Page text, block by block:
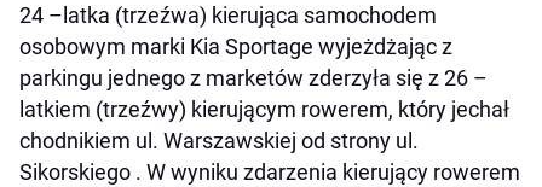
24 –latka (trzeźwa) kierująca samochodem
osobowym marki Kia Sportage wyjeżdżając z
parkingu jednego z marketów zderzyła się z 26 –
latkiem (trzeźwy) kierującym rowerem, który jechał
chodnikiem ul. Warszawskiej od strony ul.
Sikorskiego . W wyniku zdarzenia kierujący rowerem